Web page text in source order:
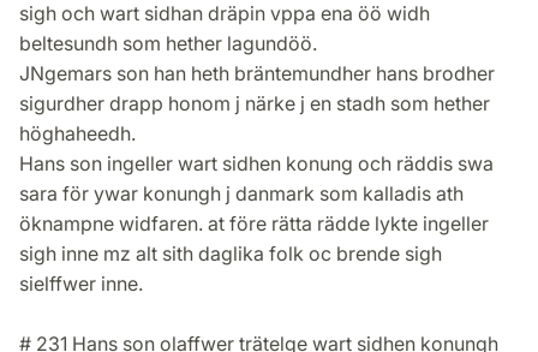
sigh och wart sidhan dräpin vppa ena öö widh
beltesundh som hether lagundöö.
JNgemars son han heth bräntemundher hans brodher
sigurdher drapp honom j närke j en stadh som hether
höghaheedh.
Hans son ingeller wart sidhen konung och räddis swa
sara för ywar konungh j danmark som kalladis ath
öknampne widfaren. at före rätta rädde lykte ingeller
sigh inne mz alt sith daglika folk oc brende sigh
sielffwer inne.
# 231 Hans son olaffwer trätelge wart sidhen konungh